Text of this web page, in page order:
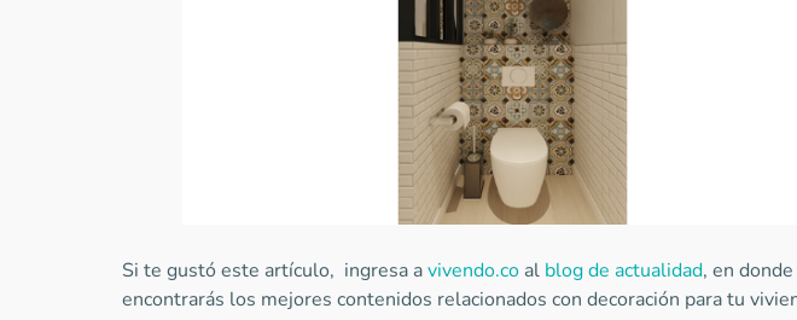
Si te gustó este artículo, ingresa avivendo.coal blog de actualidad, en donde
encontrarás los mejores contenidos relacionados con decoración para tu